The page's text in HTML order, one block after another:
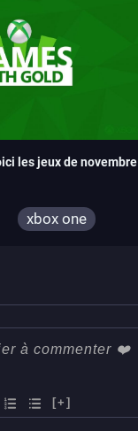
les jeux de novembre
xbox one
[+]